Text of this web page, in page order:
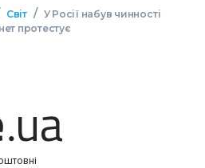
Світ / У Росії набув чинності
протестує